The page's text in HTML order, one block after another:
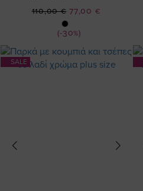
(-30%)
Ειδική
77,00 €
110,00 €
SALE